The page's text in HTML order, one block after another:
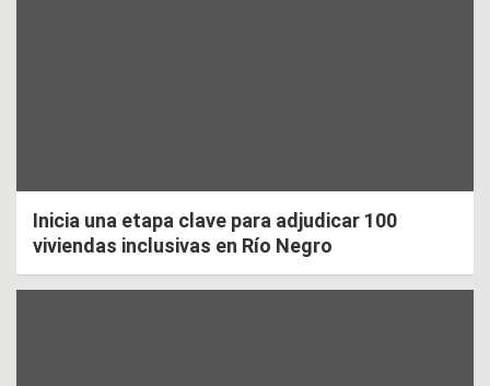
Inicia una etapa clave para adjudicar 100
viviendas inclusivas en Río Negro